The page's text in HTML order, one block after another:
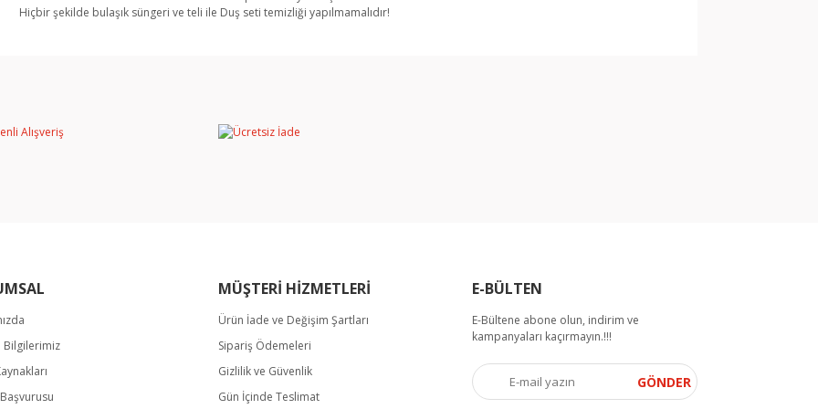
Hiçbir şekilde bulaşık süngeri ve teli ile Duş seti temizliği yapılmamalıdır!
Yorum Yaz
Gönder
Bilgilerimiz
MÜŞTERİ HİZMETLERİ
Ürün İade ve Değişim Şartları
Sipariş Ödemeleri
Gizlilik ve Güvenlik
Gün İçinde Teslimat
E-BÜLTEN
E-Bültene abone olun, indirim ve
kampanyaları kaçırmayın.!!!
GÖNDER